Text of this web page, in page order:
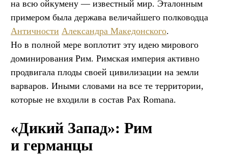
на всю ойкумену — известный мир. Эталонным
примером была держава величайшего полководца
Античности Александра Македонского.
Но в полной мере воплотит эту идею мирового
доминирования Рим. Римская империя активно
продвигала плоды своей цивилизации на земли
варваров. Иными словами на все те территории,
которые не входили в состав Pax Romana.
«Дикий Запад»: Рим
и германцы